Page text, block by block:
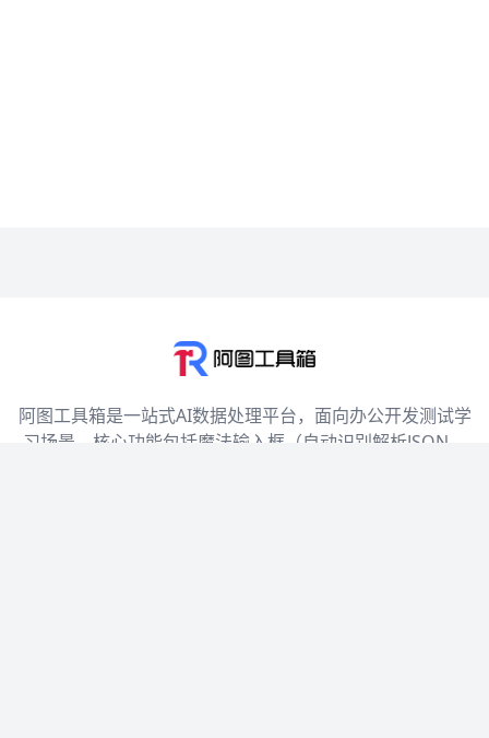
阿图工具箱是一站式AI数据处理平台，面向办公开发测试学
习场景。核心功能包括魔法输入框（自动识别解析JSON、